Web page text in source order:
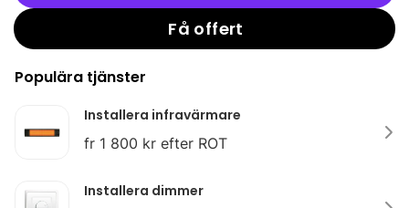
Få offert
Populära tjänster
Installera infravärmare
fr 1 800 kr efter ROT
Installera dimmer